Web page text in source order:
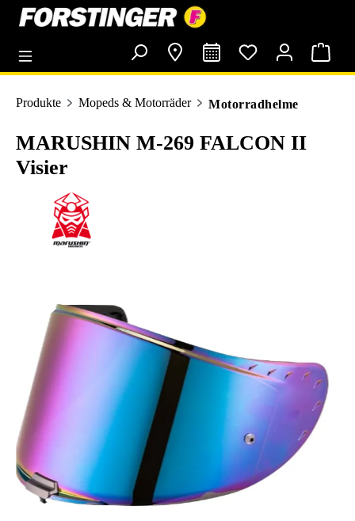
springen
Produkte Mopeds & Motorräder Motorradhelme
MARUSHIN M-269 FALCON II
Visier